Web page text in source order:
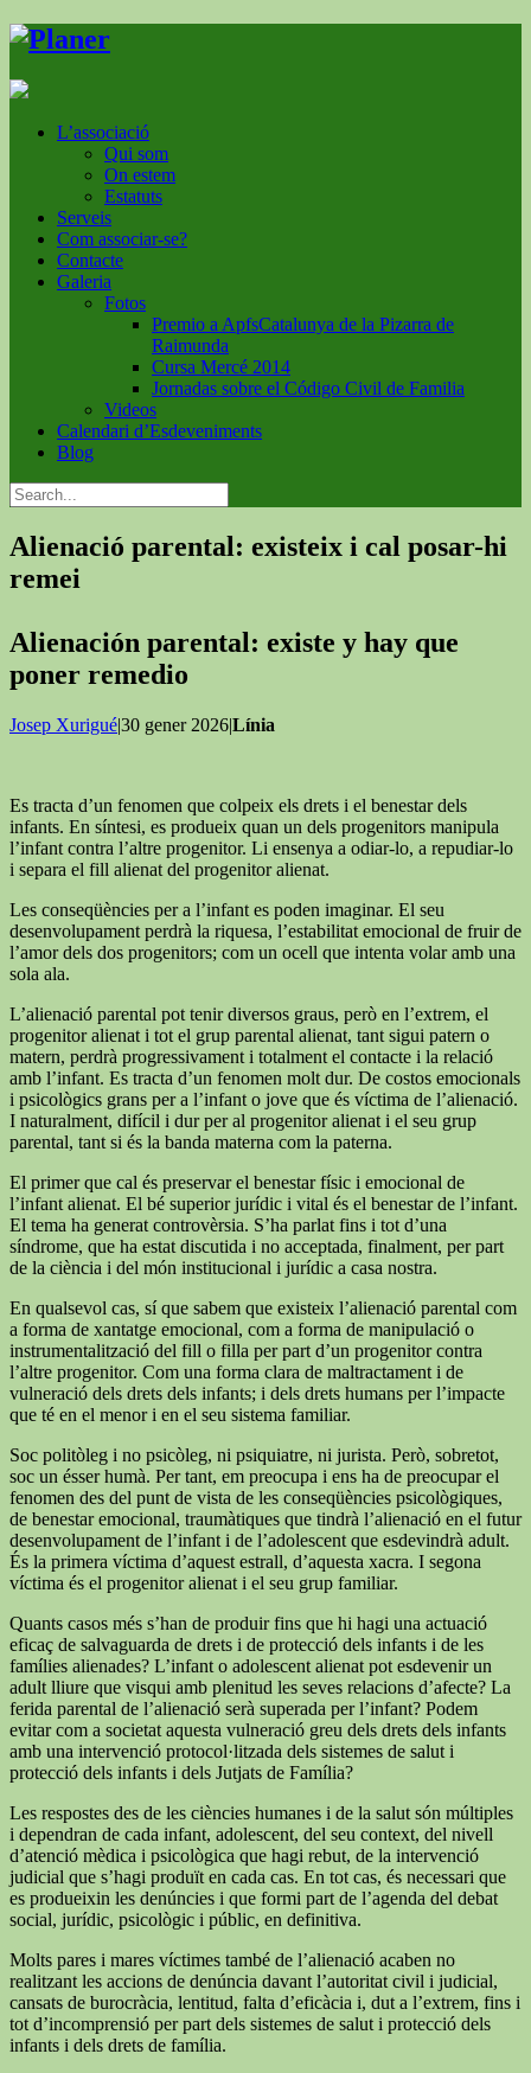
L’associació
Qui som
On estem
Estatuts
Serveis
Com associar-se?
Contacte
Galeria
Fotos
Premio a ApfsCatalunya de la Pizarra de
Raimunda
Cursa Mercé 2014
Jornadas sobre el Código Civil de Familia
Videos
Calendari d’Esdeveniments
Blog
Alienació parental: existeix i cal posar-hi
remei
Alienación parental: existe y hay que
poner remedio
Josep Xurigué|30 gener 2026|Línia
Es tracta d’un fenomen que colpeix els drets i el benestar dels
infants. En síntesi, es produeix quan un dels progenitors manipula
l’infant contra l’altre progenitor. Li ensenya a odiar-lo, a repudiar-lo
i separa el fill alienat del progenitor alienat.
Les conseqüències per a l’infant es poden imaginar. El seu
desenvolupament perdrà la riquesa, l’estabilitat emocional de fruir de
l’amor dels dos progenitors; com un ocell que intenta volar amb una
sola ala.
L’alienació parental pot tenir diversos graus, però en l’extrem, el
progenitor alienat i tot el grup parental alienat, tant sigui patern o
matern, perdrà progressivament i totalment el contacte i la relació
amb l’infant. Es tracta d’un fenomen molt dur. De costos emocionals
i psicològics grans per a l’infant o jove que és víctima de l’alienació.
I naturalment, difícil i dur per al progenitor alienat i el seu grup
parental, tant si és la banda materna com la paterna.
El primer que cal és preservar el benestar físic i emocional de
l’infant alienat. El bé superior jurídic i vital és el benestar de l’infant.
El tema ha generat controvèrsia. S’ha parlat fins i tot d’una
síndrome, que ha estat discutida i no acceptada, finalment, per part
de la ciència i del món institucional i jurídic a casa nostra.
En qualsevol cas, sí que sabem que existeix l’alienació parental com
a forma de xantatge emocional, com a forma de manipulació o
instrumentalització del fill o filla per part d’un progenitor contra
l’altre progenitor. Com una forma clara de maltractament i de
vulneració dels drets dels infants; i dels drets humans per l’impacte
que té en el menor i en el seu sistema familiar.
Soc politòleg i no psicòleg, ni psiquiatre, ni jurista. Però, sobretot,
soc un ésser humà. Per tant, em preocupa i ens ha de preocupar el
fenomen des del punt de vista de les conseqüències psicològiques,
de benestar emocional, traumàtiques que tindrà l’alienació en el futur
desenvolupament de l’infant i de l’adolescent que esdevindrà adult.
És la primera víctima d’aquest estrall, d’aquesta xacra. I segona
víctima és el progenitor alienat i el seu grup familiar.
Quants casos més s’han de produir fins que hi hagi una actuació
eficaç de salvaguarda de drets i de protecció dels infants i de les
famílies alienades? L’infant o adolescent alienat pot esdevenir un
adult lliure que visqui amb plenitud les seves relacions d’afecte? La
ferida parental de l’alienació serà superada per l’infant? Podem
evitar com a societat aquesta vulneració greu dels drets dels infants
amb una intervenció protocol·litzada dels sistemes de salut i
protecció dels infants i dels Jutjats de Família?
Les respostes des de les ciències humanes i de la salut són múltiples
i dependran de cada infant, adolescent, del seu context, del nivell
d’atenció mèdica i psicològica que hagi rebut, de la intervenció
judicial que s’hagi produït en cada cas. En tot cas, és necessari que
es produeixin les denúncies i que formi part de l’agenda del debat
social, jurídic, psicològic i públic, en definitiva.
Molts pares i mares víctimes també de l’alienació acaben no
realitzant les accions de denúncia davant l’autoritat civil i judicial,
cansats de burocràcia, lentitud, falta d’eficàcia i, dut a l’extrem, fins i
tot d’incomprensió per part dels sistemes de salut i protecció dels
infants i dels drets de família.